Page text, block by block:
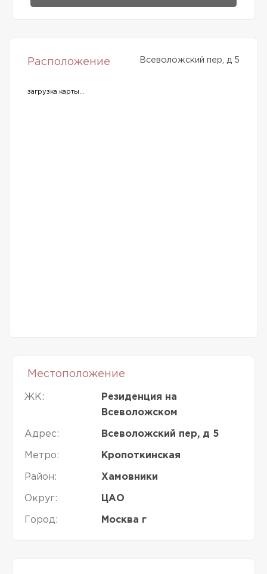
Расположение Всеволожский пер, д 5
загрузка карты...
Местоположение
ЖК:
Резиденция на
Всеволожском
Адрес: Всеволожский пер, д 5
Метро: Кропоткинская
Район: Хамовники
Округ: ЦАО
Город: Москва г